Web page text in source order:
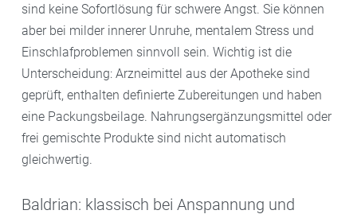
sind keine Sofortlösung für schwere Angst. Sie können
aber bei milder innerer Unruhe, mentalem Stress und
Einschlafproblemen sinnvoll sein. Wichtig ist die
Unterscheidung: Arzneimittel aus der Apotheke sind
geprüft, enthalten definierte Zubereitungen und haben
eine Packungsbeilage. Nahrungsergänzungsmittel oder
frei gemischte Produkte sind nicht automatisch
gleichwertig.
Baldrian: klassisch bei Anspannung und